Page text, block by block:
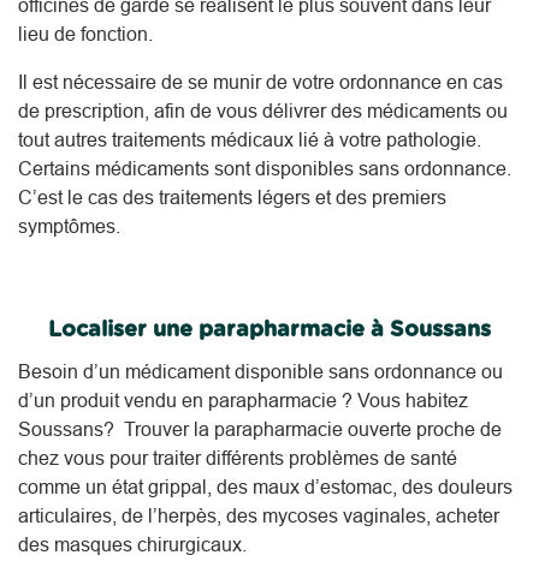
officines de garde se réalisent le plus souvent dans leur
lieu de fonction.
Il est nécessaire de se munir de votre ordonnance en cas
de prescription, afin de vous délivrer des médicaments ou
tout autres traitements médicaux lié à votre pathologie.
Certains médicaments sont disponibles sans ordonnance.
C’est le cas des traitements légers et des premiers
symptômes.
Localiser une parapharmacie à Soussans
Besoin d’un médicament disponible sans ordonnance ou
d’un produit vendu en parapharmacie ? Vous habitez
Soussans? Trouver la parapharmacie ouverte proche de
chez vous pour traiter différents problèmes de santé
comme un état grippal, des maux d’estomac, des douleurs
articulaires, de l’herpès, des mycoses vaginales, acheter
des masques chirurgicaux.